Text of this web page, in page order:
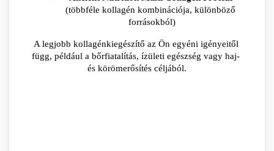
(többféle kollagén kombinációja, különböző
forrásokból)
A legjobb kollagénkiegészítő az Ön egyéni igényeitől
függ, például a bőrfiatalítás, ízületi egészség vagy haj-
és körömerősítés céljából.